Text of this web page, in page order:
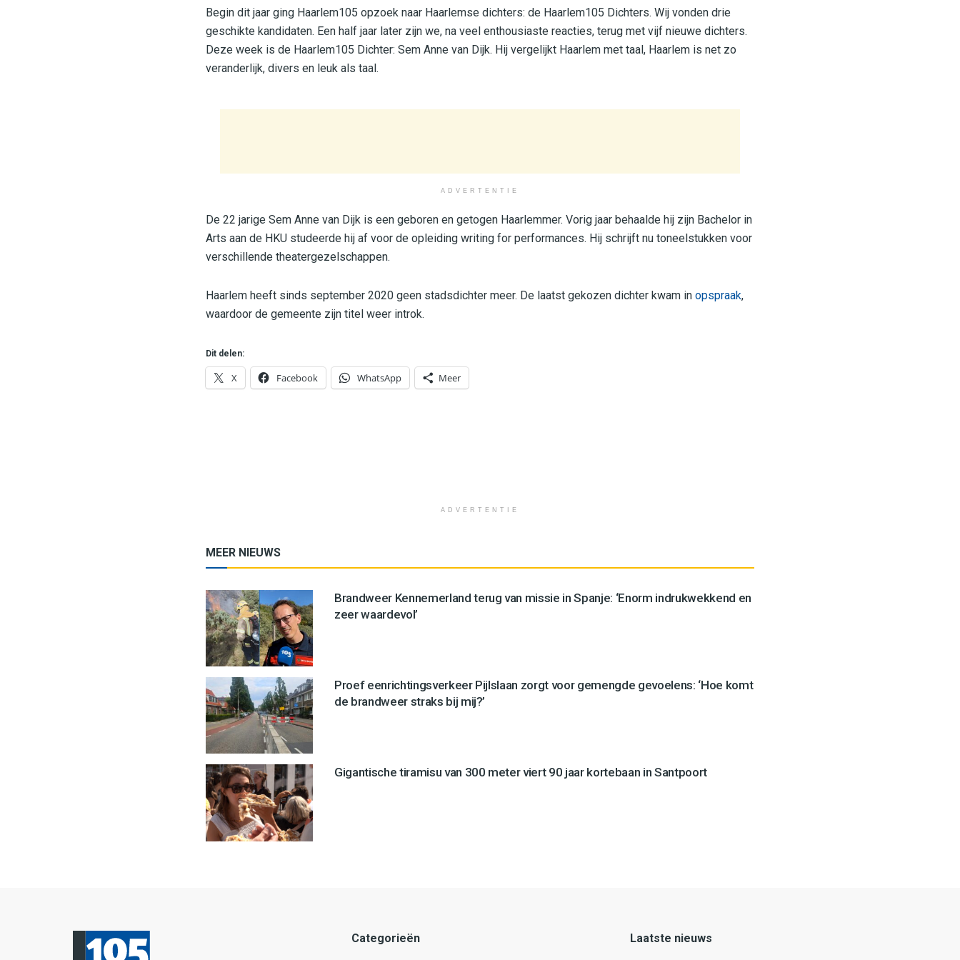
Begin dit jaar ging Haarlem105 opzoek naar Haarlemse dichters: de Haarlem105 Dichters. Wij vonden drie
geschikte kandidaten. Een half jaar later zijn we, na veel enthousiaste reacties, terug met vijf nieuwe dichters.
Deze week is de Haarlem105 Dichter: Sem Anne van Dijk. Hij vergelijkt Haarlem met taal, Haarlem is net zo
veranderlijk, divers en leuk als taal.
ADVERTENTIE
De 22 jarige Sem Anne van Dijk is een geboren en getogen Haarlemmer. Vorig jaar behaalde hij zijn Bachelor in
Arts aan de HKU studeerde hij af voor de opleiding writing for performances. Hij schrijft nu toneelstukken voor
verschillende theatergezelschappen.
Haarlem heeft sinds september 2020 geen stadsdichter meer. De laatst gekozen dichter kwam in opspraak,
waardoor de gemeente zijn titel weer introk.
Dit delen:
X Facebook WhatsApp Meer
ADVERTENTIE
MEER NIEUWS
Brandweer Kennemerland terug van missie in Spanje: ‘Enorm indrukwekkend en
zeer waardevol’
Proef eenrichtingsverkeer Pijlslaan zorgt voor gemengde gevoelens: ‘Hoe komt
de brandweer straks bij mij?’
Gigantische tiramisu van 300 meter viert 90 jaar kortebaan in Santpoort
Categorieën Laatste nieuws